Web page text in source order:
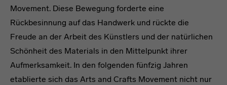
Movement. Diese Bewegung forderte eine
Rückbesinnung auf das Handwerk und rückte die
Freude an der Arbeit des Künstlers und der natürlichen
Schönheit des Materials in den Mittelpunkt ihrer
Aufmerksamkeit. In den folgenden fünfzig Jahren
etablierte sich das Arts and Crafts Movement nicht nur